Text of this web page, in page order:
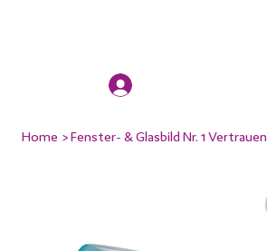
Home >Fenster- & Glasbild Nr. 1 Vertrauen